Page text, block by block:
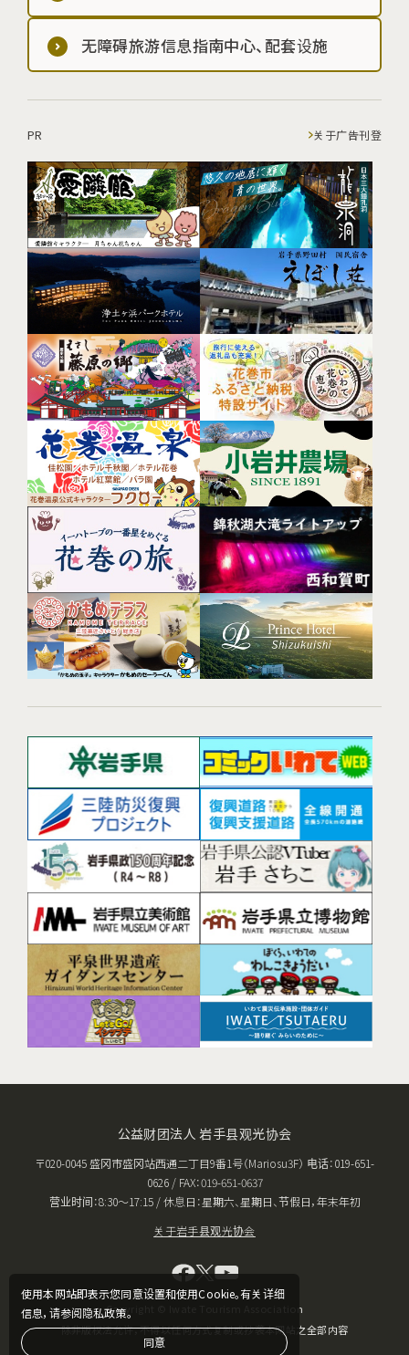
使用本网站即表示您同意设置和使用Cookie。有关详细
信息，请参阅隐私政策。
同意
无障碍旅游信息指南中心、配套设施
PR 关于广告刊登
公益财团法人 岩手县观光协会
〒020-0045 盛冈市盛冈站西通二丁目9番1号（Mariosu3F） 电话：019-651-
0626 / FAX：019-651-0637
营业时间：8:30〜17:15 / 休息日：星期六、星期日、节假日，年末年初
关于岩手县观光协会
Copyright © Iwate Tourism Association
除非版权法允许，不得以任何方式复制或抄袭本网站之全部内容